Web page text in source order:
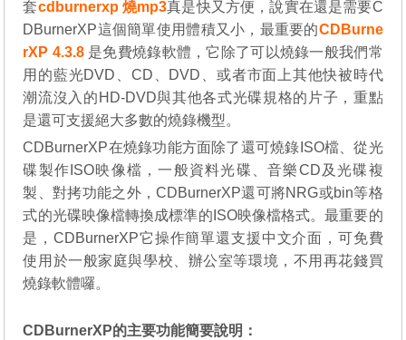
套cdburnerxp 燒mp3真是快又方便，說實在還是需要C
DBurnerXP這個簡單使用體積又小，最重要的CDBurne
rXP 4.3.8是免費燒錄軟體，它除了可以燒錄一般我們常
用的藍光DVD、CD、DVD、或者市面上其他快被時代
潮流沒入的HD-DVD與其他各式光碟規格的片子，重點
是還可支援絕大多數的燒錄機型。
CDBurnerXP在燒錄功能方面除了還可燒錄ISO檔、從光
碟製作ISO映像檔，一般資料光碟、音樂CD及光碟複
製、對拷功能之外，CDBurnerXP還可將NRG或bin等格
式的光碟映像檔轉換成標準的ISO映像檔格式。最重要的
是，CDBurnerXP它操作簡單還支援中文介面，可免費
使用於一般家庭與學校、辦公室等環境，不用再花錢買
燒錄軟體囉。
CDBurnerXP的主要功能簡要說明：